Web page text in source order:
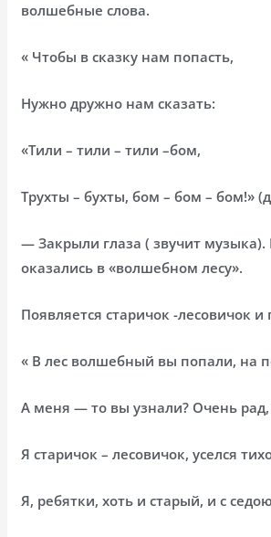
волшебные слова.
« Чтобы в сказку нам попасть,
Нужно дружно нам сказать:
«Тили – тили – тили –бом,
Трухты – бухты, бом – бом – бом!»
— Закрыли глаза ( звучит
оказались в «волшебном лесу».
Появляется старичок -лесовичок и
« В лес волшебный вы попали, на
А меня — то вы узнали? Очень
Я старичок – лесовичок, уселся
Я, ребятки, хоть и старый, и с